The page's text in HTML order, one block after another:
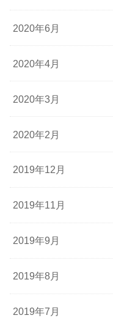
2020年6月
2020年4月
2020年3月
2020年2月
2019年12月
2019年11月
2019年9月
2019年8月
2019年7月